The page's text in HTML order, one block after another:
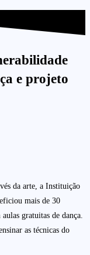
e projeto
da arte, a Instituição
mais de 30
gratuitas de dança.
as técnicas do